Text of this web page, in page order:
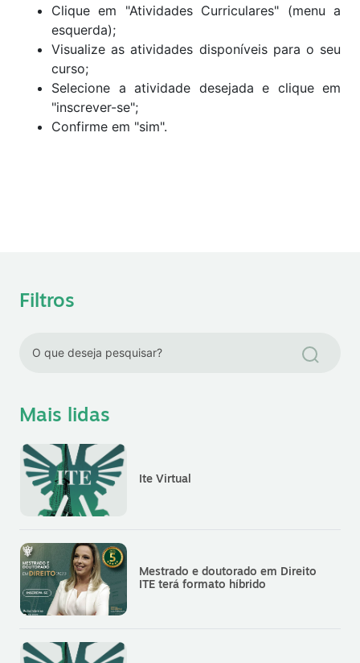
Clique em "Atividades Curriculares" (menu a
esquerda);
Visualize as atividades disponíveis para o seu
curso;
Selecione a atividade desejada e clique em
"inscrever-se";
Confirme em "sim".
Filtros
Mais lidas
Ite Virtual
Mestrado e doutorado em Direito
ITE terá formato híbrido